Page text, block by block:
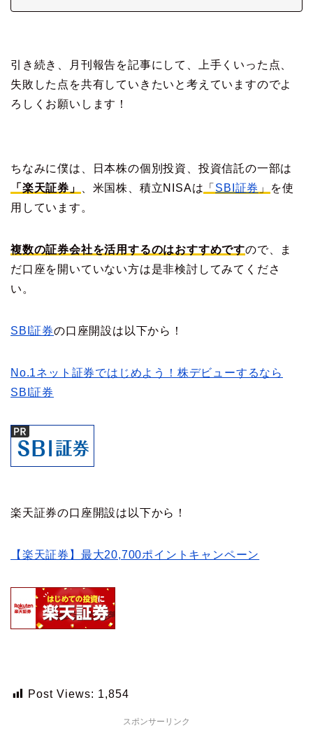
引き続き、月刊報告を記事にして、上手くいった点、
失敗した点を共有していきたいと考えていますのでよ
ろしくお願いします！
ちなみに僕は、日本株の個別投資、投資信託の一部は
「楽天証券」
、米国株、積立NISAは 「 SBI証券 」
を使
用しています。
複数の証券会社を活用するのはおすすめですので、ま
だ口座を開いていない方は是非検討してみてくださ
い。
SBI証券の口座開設は以下から！
No.1ネット証券ではじめよう！株デビューするなら
SBI証券
楽天証券の口座開設は以下から！
【楽天証券】最大20,700ポイントキャンペーン
Post Views: 1,854
スポンサーリンク